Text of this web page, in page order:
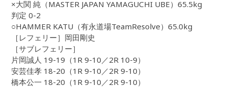
×大関 純（MASTER JAPAN YAMAGUCHI UBE）65.5kg
判定 0-2
○HAMMER KATU（有永道場TeamResolve）65.0kg
［レフェリー］岡田剛史
［サブレフェリー］
片岡誠人 19-19（1R 9-10／2R 10-9）
安芸佳孝 18-20（1R 9-10／2R 9-10）
橋本公一 18-20（1R 9-10／2R 9-10）